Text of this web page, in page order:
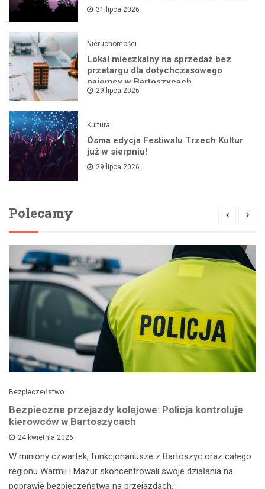
31 lipca 2026
Nieruchomości
Lokal mieszkalny na sprzedaż bez
przetargu dla dotychczasowego
najemcy w Bartoszycach
29 lipca 2026
Kultura
Ósma edycja Festiwalu Trzech Kultur
już w sierpniu!
29 lipca 2026
Polecamy
Bezpieczeństwo
Bezpieczne przejazdy kolejowe: Policja kontroluje
kierowców w Bartoszycach
24 kwietnia 2026
W miniony czwartek, funkcjonariusze z Bartoszyc oraz całego
regionu Warmii i Mazur skoncentrowali swoje działania na
poprawie bezpieczeństwa na przejazdach…